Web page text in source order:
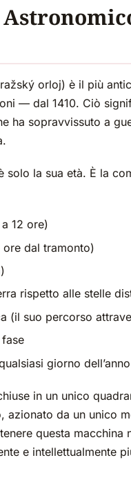
orloj) è il più
— dal 1410. Ciò
ha sopravvissuto a
solo la sua età. È la
12 ore)
ore dal tramonto)
rispetto alle stelle
(il suo percorso
giorno dell’anno
in un unico
da un unico
questa
e intellettualmente